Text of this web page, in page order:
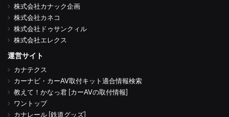
株式会社カナック企画
株式会社カネコ
株式会社ドゥサンクィル
株式会社エレクス
運営サイト
カナテクス
カーナビ・カーAV取付キット適合情報検索
教えて！かなっ君 [カーAVの取付情報]
ワントップ
カナレール [鉄道グッズ]